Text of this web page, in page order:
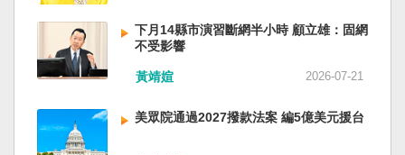
職務。另外還有「失蹤」者。總共接近三十人。
領銜的是兩名政治局委員：軍委副主席張又俠與
新疆黨委書記馬興瑞。 軍方還有原中央軍委副主
席何衛東、原軍委委員兼聯合參謀部參謀長劉振
立、原軍委政治工作部主任苗華、前信息支援部
備發展部部長許學強、前西部戰區政委李鳳彪、
前空軍政委郭普校、前東部戰區政委劉青松、前
下月14縣市演習斷網半小時 顧立雄：固網
不受影響
黃靖媗 2026-07-21
美眾院通過2027撥款法案 編5億美元援台